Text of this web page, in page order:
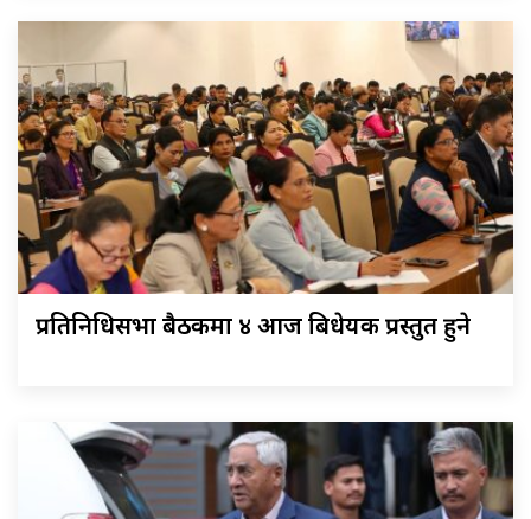
प्रतिनिधिसभा बैठकमा ४ आज बिधेयक प्रस्तुत हुने